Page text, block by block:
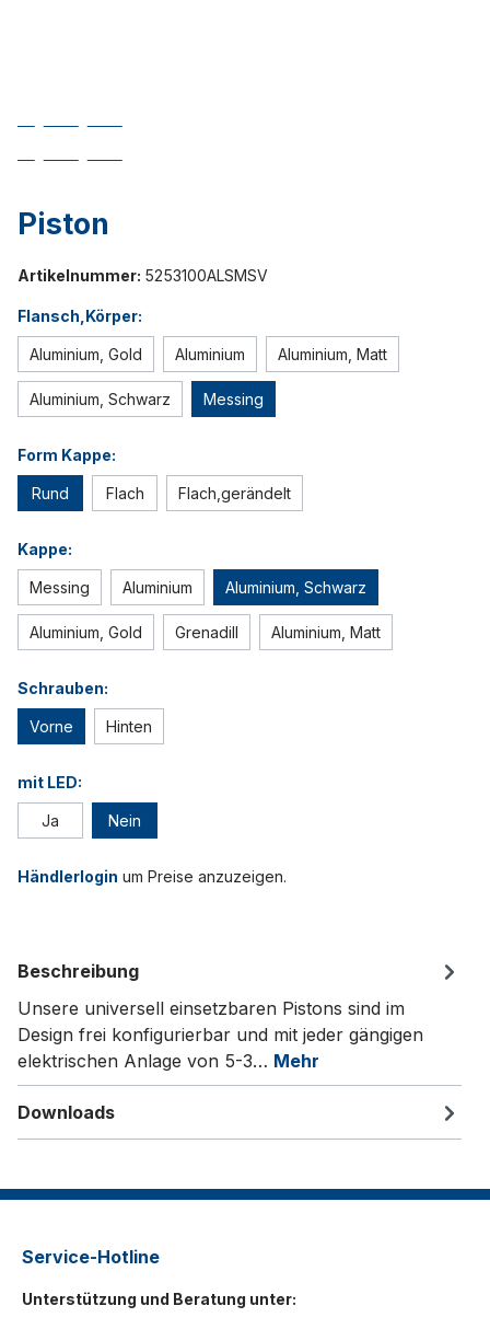
Piston
Artikelnummer: 5253100ALSMSV
Flansch,Körper:
Aluminium, Gold Aluminium Aluminium, Matt
Aluminium, Schwarz Messing
Form Kappe:
Rund Flach Flach,gerändelt
Kappe:
Messing Aluminium Aluminium, Schwarz
Aluminium, Gold Grenadill Aluminium, Matt
Schrauben:
Vorne Hinten
mit LED:
Ja Nein
Händlerlogin um Preise anzuzeigen.
Beschreibung
Unsere universell einsetzbaren Pistons sind im
Design frei konfigurierbar und mit jeder gängigen
elektrischen Anlage von 5-3… Mehr
Downloads
Service-Hotline
Unterstützung und Beratung unter: